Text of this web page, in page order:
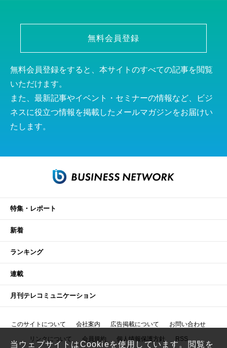
無料会員登録
無料会員登録をすると、本サイトのすべての記事を閲覧
いただけます。
また、最新記事やイベント・セミナーの情報など、ビジ
ネスに役立つ情報を掲載したメールマガジンをお届けい
たします。
特集・レポート
新着
ランキング
連載
月刊テレコミュニケーション
このサイトについて 会社案内 広告掲載について お問い合わせ
リンクについて 会員規約 個人情報保護方針 RSS
当ウェブサイトはCookieを使用しています。閲覧を